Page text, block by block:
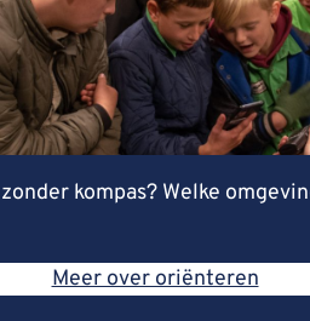
kompas? Welke
Meer over oriënteren